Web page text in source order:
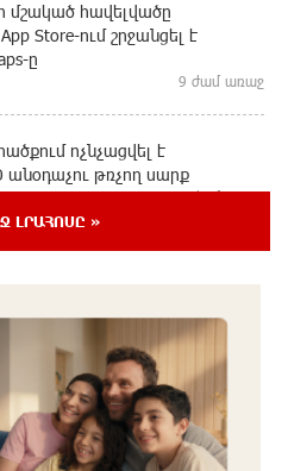
մշակած հավելվածը
Store-ում շրջանցել է
ը
9 ժամ առաջ
ոչնչացվել է
անօդաչու թռչող սարք
9 ժամ առաջ
10 ժամ առաջ
Երևանում․ Կիևյան կամրջի
է տղամարդու մարմին
10 ժամ առաջ
ԼՐԱՀՈՍԸ »